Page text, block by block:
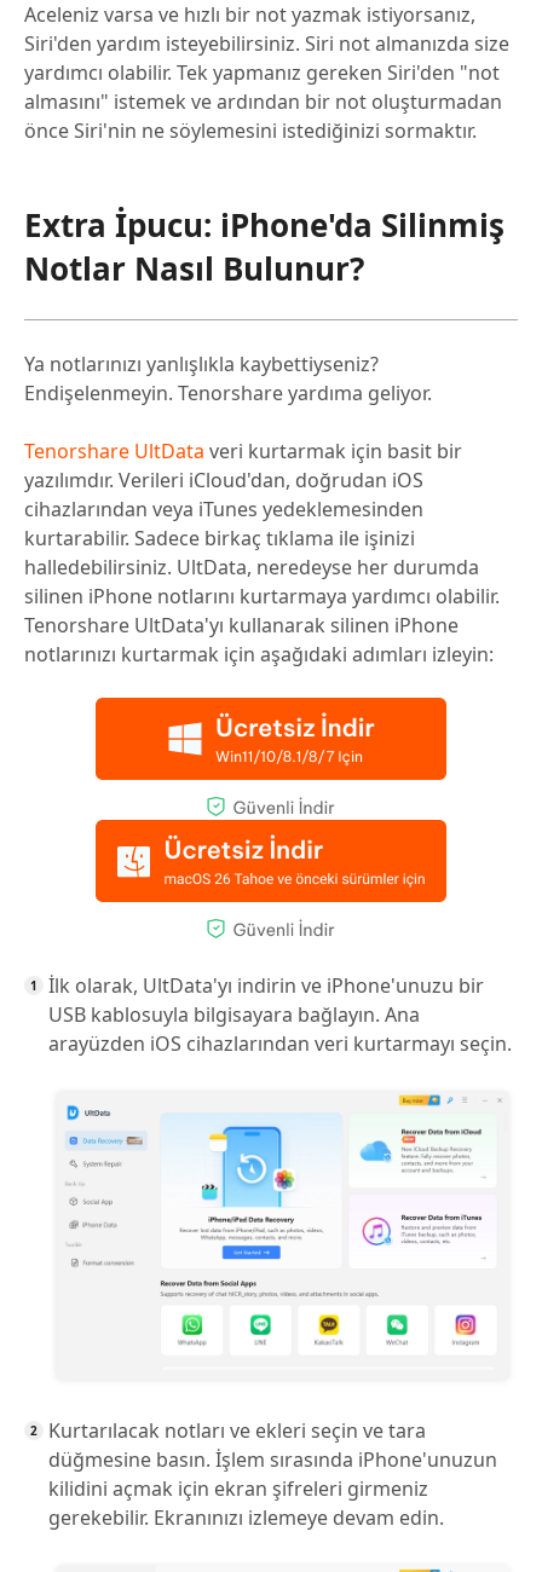
Aceleniz varsa ve hızlı bir not yazmak istiyorsanız,
Siri'den yardım isteyebilirsiniz. Siri not almanızda size
yardımcı olabilir. Tek yapmanız gereken Siri'den "not
almasını" istemek ve ardından bir not oluşturmadan
önce Siri'nin ne söylemesini istediğinizi sormaktır.
Extra İpucu: iPhone'da Silinmiş
Notlar Nasıl Bulunur?
Ya notlarınızı yanlışlıkla kaybettiyseniz?
Endişelenmeyin. Tenorshare yardıma geliyor.
Tenorshare UltData veri kurtarmak için basit bir
yazılımdır. Verileri iCloud'dan, doğrudan iOS
cihazlarından veya iTunes yedeklemesinden
kurtarabilir. Sadece birkaç tıklama ile işinizi
halledebilirsiniz. UltData, neredeyse her durumda
silinen iPhone notlarını kurtarmaya yardımcı olabilir.
Tenorshare UltData'yı kullanarak silinen iPhone
notlarınızı kurtarmak için aşağıdaki adımları izleyin:
İlk olarak, UltData'yı indirin ve iPhone'unuzu bir
USB kablosuyla bilgisayara bağlayın. Ana
arayüzden iOS cihazlarından veri kurtarmayı seçin.
Kurtarılacak notları ve ekleri seçin ve tara
düğmesine basın. İşlem sırasında iPhone'unuzun
kilidini açmak için ekran şifreleri girmeniz
gerekebilir. Ekranınızı izlemeye devam edin.